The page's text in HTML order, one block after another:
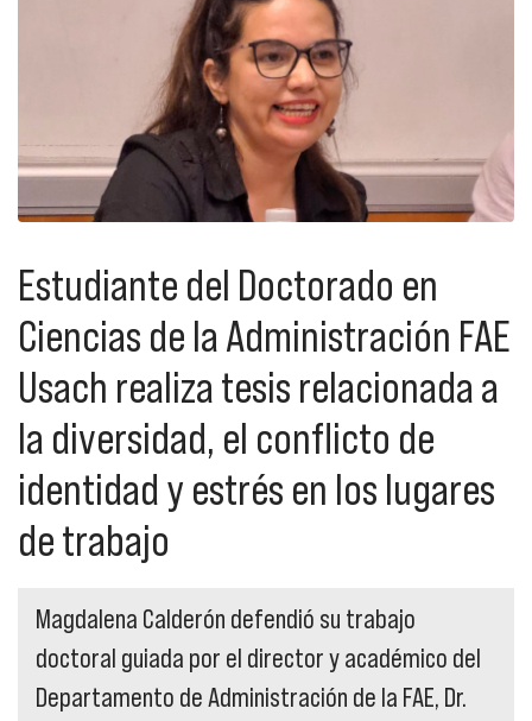
Estudiante del Doctorado en
Ciencias de la Administración FAE
Usach realiza tesis relacionada a
la diversidad, el conflicto de
identidad y estrés en los lugares
de trabajo
Magdalena Calderón defendió su trabajo
doctoral guiada por el director y académico del
Departamento de Administración de la FAE, Dr.